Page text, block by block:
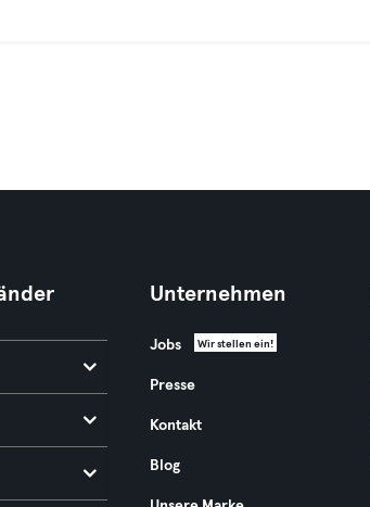
Unternehmen
Jobs Wir stellen ein!
Presse
Kontakt
Blog